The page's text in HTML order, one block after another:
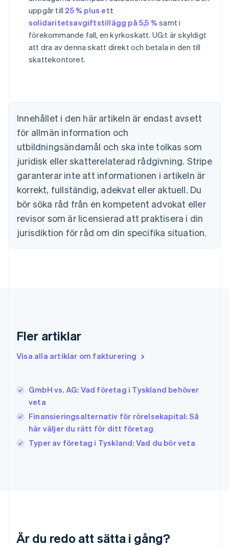
uppgår till 25 % plus ett
solidaritetsavgiftstillägg på 5,5 % samt i
förekommande fall, en kyrkoskatt. UG:t är skyldigt
att dra av denna skatt direkt och betala in den till
skattekontoret.
Innehållet i den här artikeln är endast avsett
för allmän information och
utbildningsändamål och ska inte tolkas som
juridisk eller skatterelaterad rådgivning. Stripe
garanterar inte att informationen i artikeln är
korrekt, fullständig, adekvat eller aktuell. Du
bör söka råd från en kompetent advokat eller
revisor som är licensierad att praktisera i din
jurisdiktion för råd om din specifika situation.
Fler artiklar
Visa alla artiklar om fakturering
GmbH vs. AG: Vad företag i Tyskland behöver
veta
Finansieringsalternativ för rörelsekapital: Så
här väljer du rätt för ditt företag
Typer av företag i Tyskland: Vad du bör veta
Är du redo att sätta i gång?
Australien
English
PortuguêsEnglish
Bulgarien
English
Cypern
English
Danmark
English
Estland
Fastlandskina
简体中文English
Finland
English Svenska
Frankrike
简体中文
Indien
Irland
Italiano English
Japan
日本語 English
EnglishFrançais
Kroatien
FrançaisDeutschEnglish